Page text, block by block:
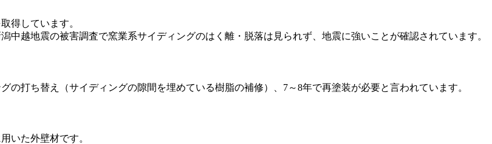
得しています。
越地震の被害調査で窯業系サイディングのはく離・脱落は見られず、地震に強いことが確認されています。
打ち替え（サイディングの隙間を埋めている樹脂の補修）、7～8年で再塗装が必要と言われています。
いた外壁材です。